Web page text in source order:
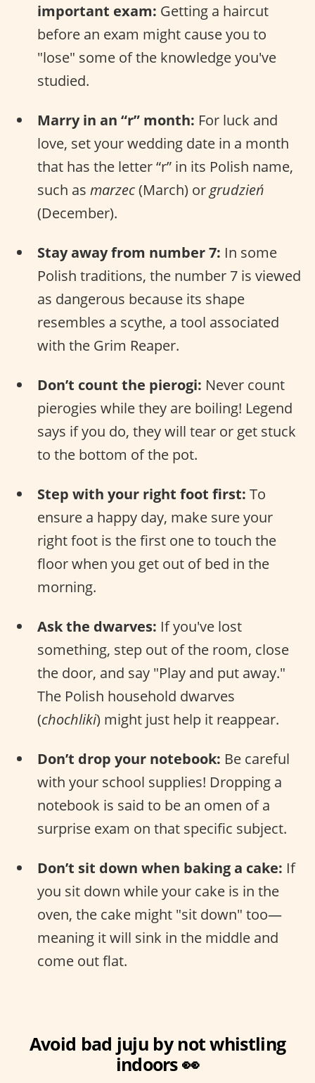
important exam: Getting a haircut
before an exam might cause you to
"lose" some of the knowledge you've
studied.
Marry in an “r” month: For luck and
love, set your wedding date in a month
that has the letter “r” in its Polish name,
such as marzec(March) or grudzień
(December).
Stay away from number 7: In some
Polish traditions, the number 7 is viewed
as dangerous because its shape
resembles a scythe, a tool associated
with the Grim Reaper.
Don’t count the pierogi: Never count
pierogies while they are boiling! Legend
says if you do, they will tear or get stuck
to the bottom of the pot.
Step with your right foot first: To
ensure a happy day, make sure your
right foot is the first one to touch the
floor when you get out of bed in the
morning.
Ask the dwarves: If you've lost
something, step out of the room, close
the door, and say "Play and put away."
The Polish household dwarves
(chochliki) might just help it reappear.
Don’t drop your notebook: Be careful
with your school supplies! Dropping a
notebook is said to be an omen of a
surprise exam on that specific subject.
Don’t sit down when baking a cake: If
you sit down while your cake is in the
oven, the cake might "sit down" too—
meaning it will sink in the middle and
come out flat.
Avoid bad juju by not whistling
indoors 👀